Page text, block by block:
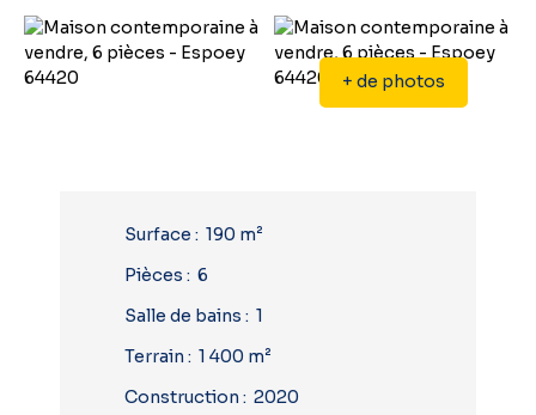
+ de photos
Surface : 190 m²
Pièces : 6
Salle de bains : 1
Terrain : 1 400 m²
Construction : 2020